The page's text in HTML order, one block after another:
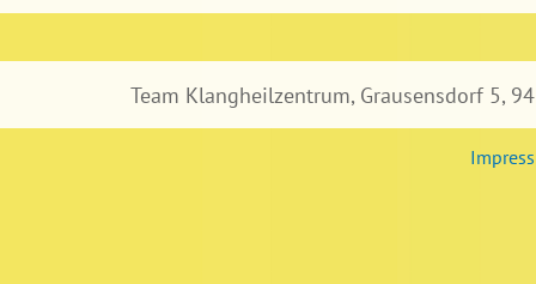
Team Klangheilzentrum, Grausensdorf 5,